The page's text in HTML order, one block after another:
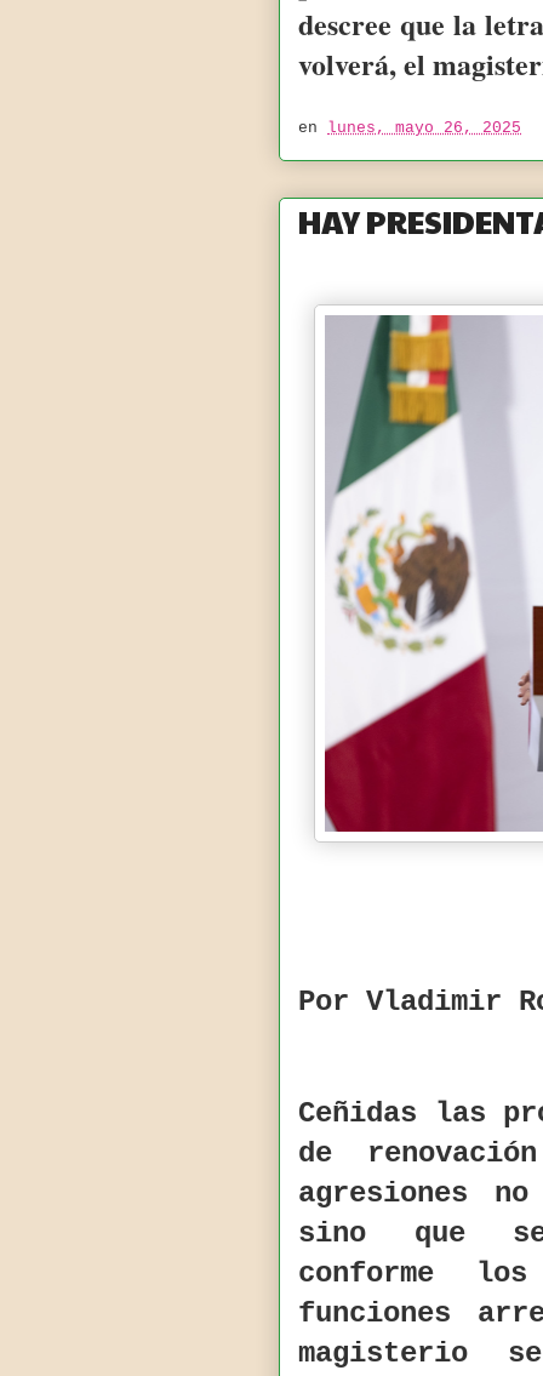
descree que la
volverá, el
en lunes, mayo 26, 2025
HAY
Por Vladimir
Ceñidas las
de
agresiones
sino que se
conforme
funciones
magisterio